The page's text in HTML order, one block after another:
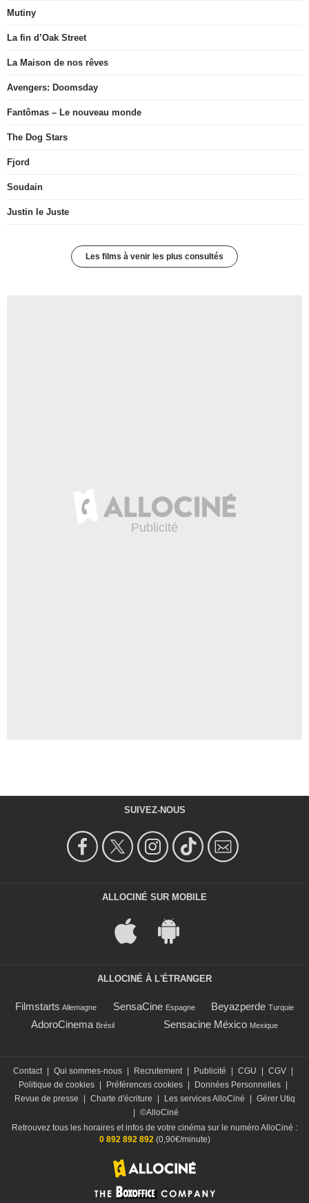
Mutiny
La fin d’Oak Street
La Maison de nos rêves
Avengers: Doomsday
Fantômas – Le nouveau monde
The Dog Stars
Fjord
Soudain
Justin le Juste
Les films à venir les plus consultés
SUIVEZ-NOUS
ALLOCINÉ SUR MOBILE
ALLOCINÉ À L'ÉTRANGER
Filmstarts Allemagne SensaCine Espagne Beyazperde Turquie
AdoroCinema Brésil Sensacine México Mexique
Contact | Qui sommes-nous | Recrutement | Publicité | CGU | CGV |
Politique de cookies | Préférences cookies | Données Personnelles |
Revue de presse
| Charte d'écriture | Les services AlloCiné | Gérer Utiq
| ©AlloCiné
Retrouvez tous les horaires et infos de votre cinéma sur le numéro AlloCiné :
0 892 892 892 (0,90€/minute)